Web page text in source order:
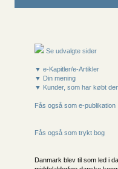
Se udvalgte sider
▼ e-Kapitler/e-Artikler
▼ Din mening
▼ Kunder, som har købt
Fås også som e-publikation
Fås også som trykt bog
Danmark blev til som led i